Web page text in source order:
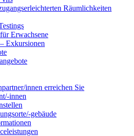
Räumlichkeiten
Erwachsene
Exkursionen
innen erreichen Sie
innen
gebäude